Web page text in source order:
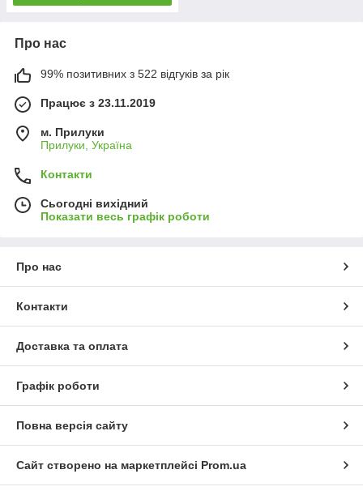
Про нас
99% позитивних з 522 відгуків за рік
Працює з 23.11.2019
м. Прилуки
Прилуки, Україна
Контакти
Сьогодні вихідний
Показати весь графік роботи
Про нас
Контакти
Доставка та оплата
Графік роботи
Повна версія сайту
Сайт створено на маркетплейсі Prom.ua